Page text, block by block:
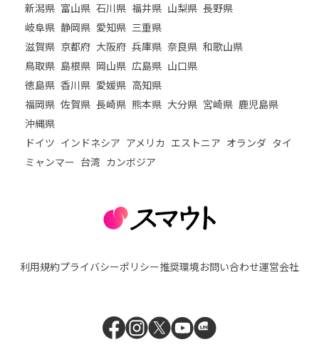
新潟県 富山県 石川県 福井県 山梨県 長野県
岐阜県 静岡県 愛知県 三重県
滋賀県 京都府 大阪府 兵庫県 奈良県 和歌山県
鳥取県 島根県 岡山県 広島県 山口県
徳島県 香川県 愛媛県 高知県
福岡県 佐賀県 長崎県 熊本県 大分県 宮崎県 鹿児島県
沖縄県
ドイツ インドネシア アメリカ エストニア オランダ タイ
ミャンマー 台湾 カンボジア
利用規約プライバシーポリシー推奨環境お問い合わせ運営会社